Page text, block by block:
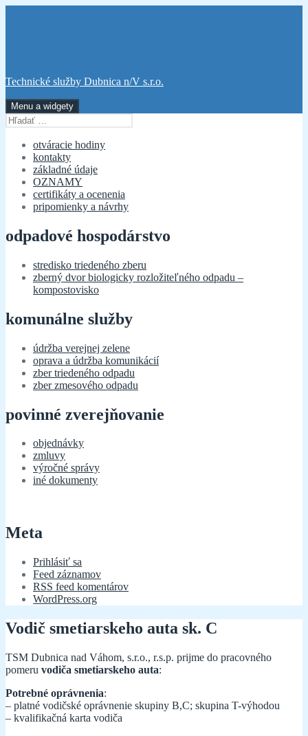
Technické služby Dubnica n/V s.r.o.
Menu a widgety
Hľadať:
otváracie hodiny
kontakty
základné údaje
OZNAMY
certifikáty a ocenenia
pripomienky a návrhy
odpadové hospodárstvo
stredisko triedeného zberu
zberný dvor biologicky rozložiteľného odpadu –
kompostovisko
komunálne služby
údržba verejnej zelene
oprava a údržba komunikácií
zber triedeného odpadu
zber zmesového odpadu
povinné zverejňovanie
objednávky
zmluvy
výročné správy
iné dokumenty
Meta
Prihlásiť sa
Feed záznamov
RSS feed komentárov
WordPress.org
Vodič smetiarskeho auta sk. C
TSM Dubnica nad Váhom, s.r.o., r.s.p. prijme do pracovného
pomeru vodiča smetiarskeho auta:
Potrebné oprávnenia:
– platné vodičské oprávnenie skupiny B,C; skupina T-výhodou
– kvalifikačná karta vodiča